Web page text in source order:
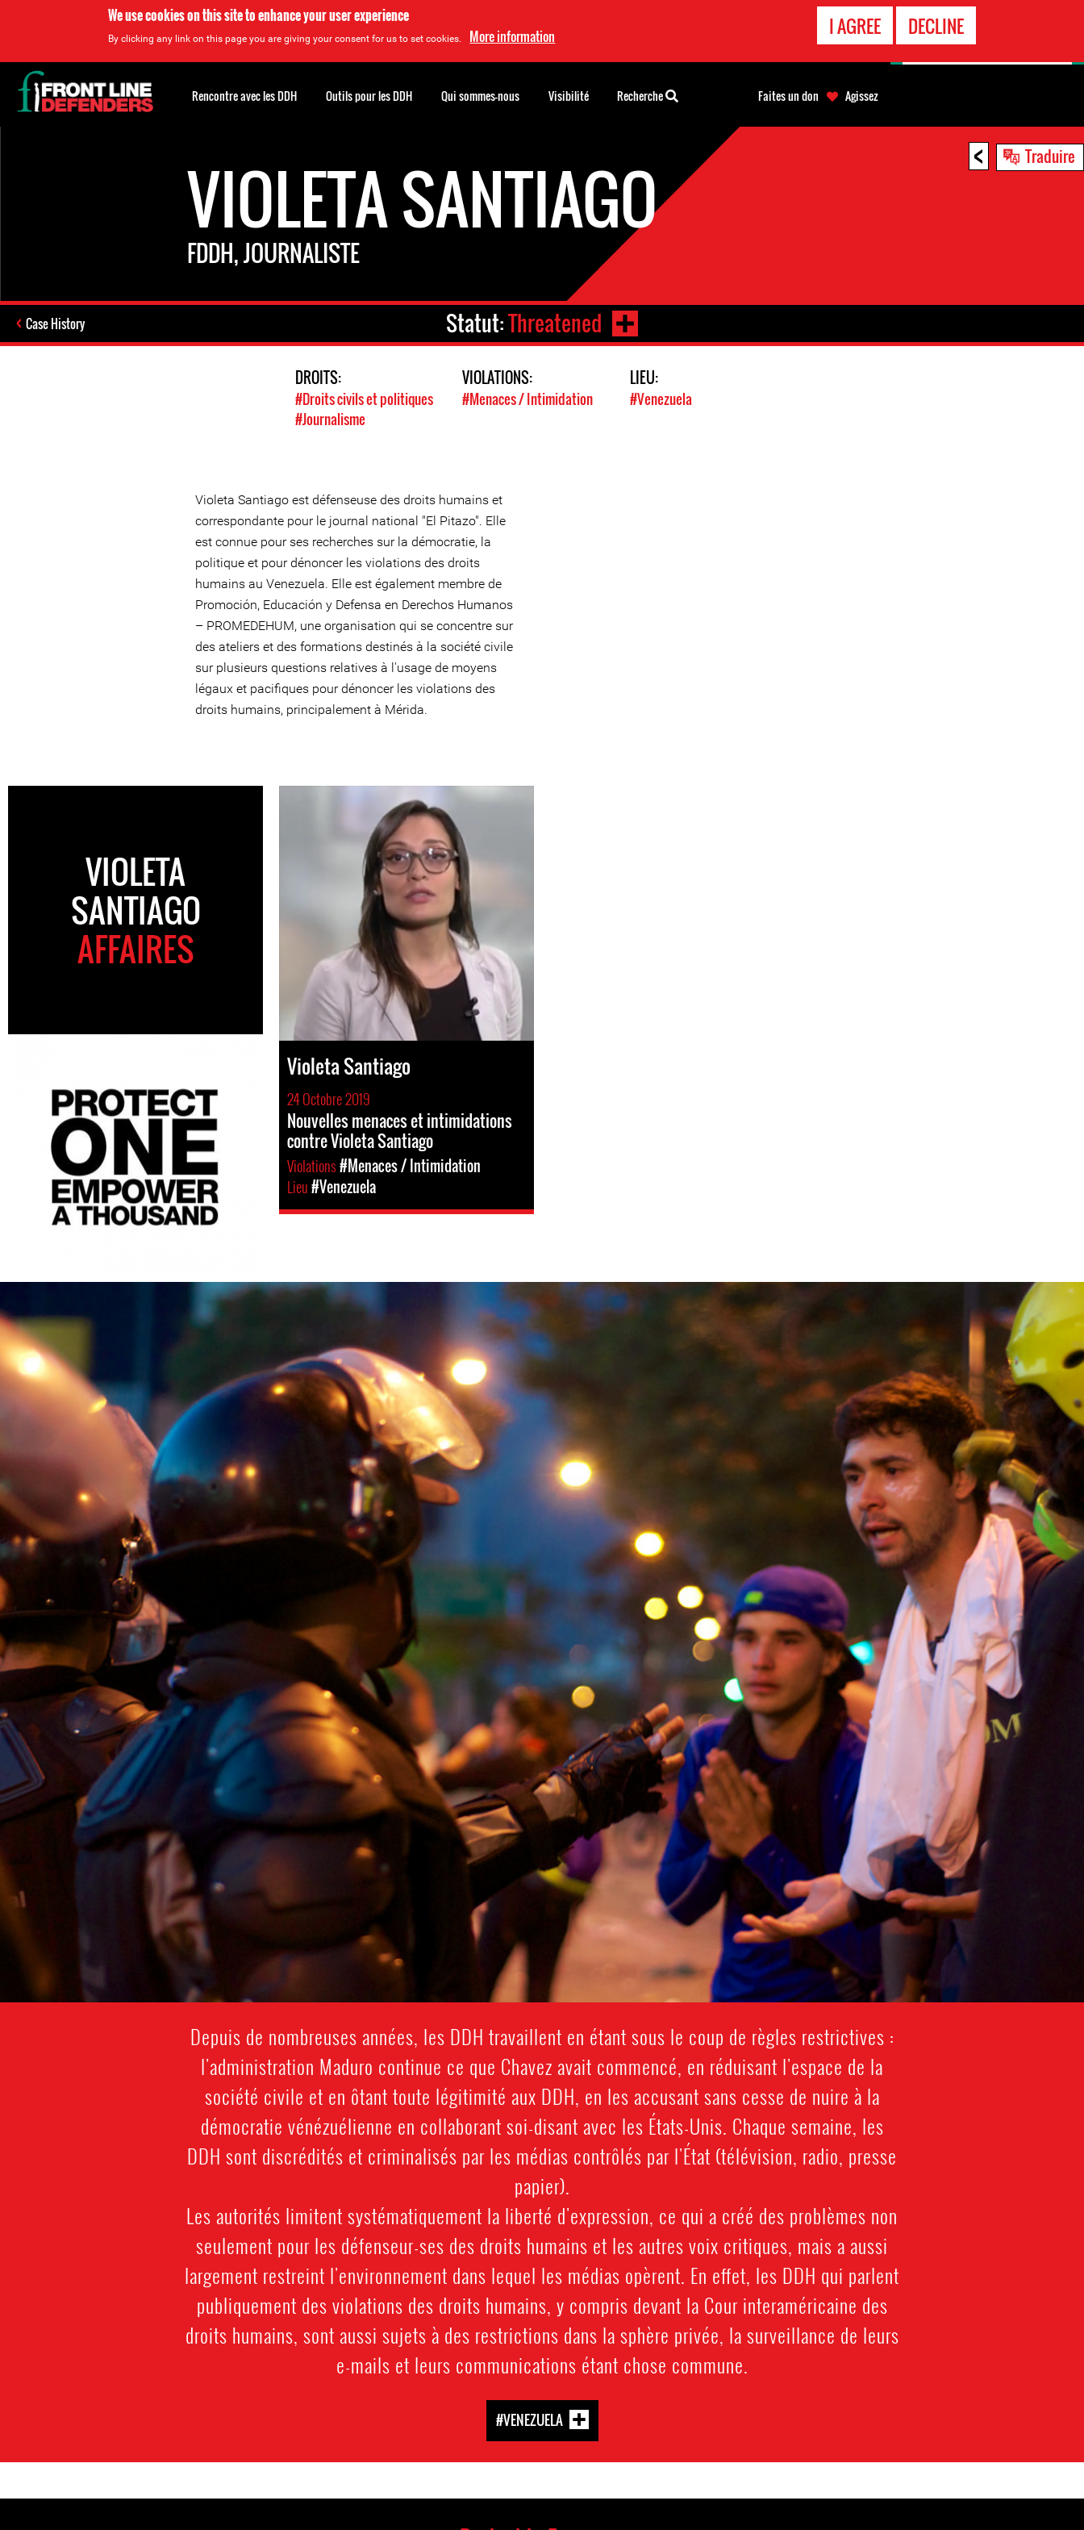
We use cookies on this site to enhance your user experience
By clicking any link on this page you are giving your consent for us to set cookies. More information I AGREE DECLINE
< Traduire
VIOLETA SANTIAGO
FDDH, JOURNALISTE
Case History Statut:Threatened
DROITS:
#Droits civils et politiques
#Journalisme
VIOLATIONS:
#Menaces / Intimidation
LIEU:
#Venezuela
Violeta Santiago est défenseuse des droits humains et
correspondante pour le journal national "El Pitazo". Elle
est connue pour ses recherches sur la démocratie, la
politique et pour dénoncer les violations des droits
humains au Venezuela. Elle est également membre de
Promoción, Educación y Defensa en Derechos Humanos
– PROMEDEHUM, une organisation qui se concentre sur
des ateliers et des formations destinés à la société civile
sur plusieurs questions relatives à l'usage de moyens
légaux et pacifiques pour dénoncer les violations des
droits humains, principalement à Mérida.
VIOLETA
SANTIAGO
AFFAIRES
Violeta Santiago
24 Octobre 2019
Nouvelles menaces et intimidations
contre Violeta Santiago
Violations#Menaces / Intimidation
Lieu#Venezuela
#Venezuela-
general-
context.jpg
Depuis de nombreuses années, les DDH travaillent en étant sous le coup de règles restrictives :
l'administration Maduro continue ce que Chavez avait commencé, en réduisant l'espace de la
société civile et en ôtant toute légitimité aux DDH, en les accusant sans cesse de nuire à la
démocratie vénézuélienne en collaborant soi-disant avec les États-Unis. Chaque semaine, les
DDH sont discrédités et criminalisés par les médias contrôlés par l'État (télévision, radio, presse
papier).
Les autorités limitent systématiquement la liberté d'expression, ce qui a créé des problèmes non
seulement pour les défenseur-ses des droits humains et les autres voix critiques, mais a aussi
largement restreint l'environnement dans lequel les médias opèrent. En effet, les DDH qui parlent
publiquement des violations des droits humains, y compris devant la Cour interaméricaine des
droits humains, sont aussi sujets à des restrictions dans la sphère privée, la surveillance de leurs
e-mails et leurs communications étant chose commune.
#VENEZUELA
Back
to
top
Rencontre avec les DDH Outils pour les DDH Qui sommes-nous Visibilité Recherche Faites un don Agissez
D'URGENCE